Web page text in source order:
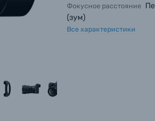
Фокусное расстояние
(зум)
Все характеристики